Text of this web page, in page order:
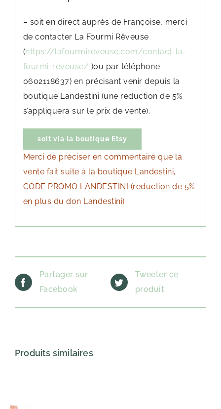
– soit en direct auprès de Françoise, merci
de contacter La Fourmi Rêveuse
(https://lafourmireveuse.com/contact-la-
fourmi-reveuse/ )ou par téléphone
0602118637) en précisant venir depuis la
boutique Landestini (une reduction de 5%
s’appliquera sur le prix de vente).
soit via la boutique Etsy
Merci de préciser en commentaire que la
vente fait suite à la boutique Landestini,
CODE PROMO LANDESTINI (reduction de 5%
en plus du don Landestini)
Partager sur
Facebook
Tweeter ce
produit
Produits similaires